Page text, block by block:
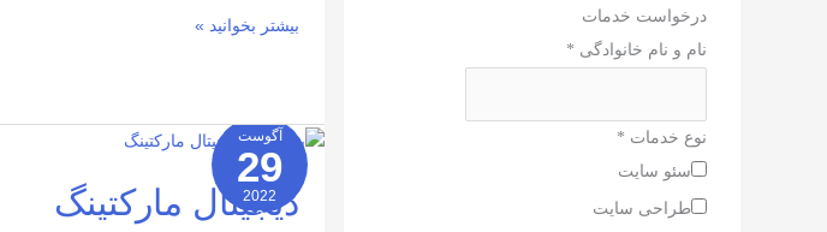
درخواست خدمات
نام و نام خانوادگی *
نوع خدمات *
سئو سایت
طراحی سایت
بیشتر بخوانید »
آگوست
29
2022
2026-01-
دیجیتال مارکتینگ
دیجیتال
مارکتینگ